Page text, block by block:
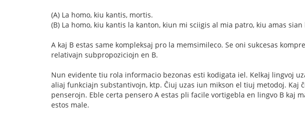
(A) La homo, kiu kantis, mortis.
(B) La homo, kiu kantis la kanton, kiun mi sciigis al mia patro, kiu amas
A kaj B estas same kompleksaj pro la memsimileco. Se oni sukcesas
relativajn subpropoziciojn en B.
Nun evidente tiu rola informacio bezonas esti kodigata iel. Kelkaj lingvoj
aliaj funkciajn substantivojn, ktp. Ĉiuj uzas iun mikson el tiuj metodoj. Kaj
penserojn. Eble certa pensero A estas pli facile vortigebla en lingvo B kaj
estos male.